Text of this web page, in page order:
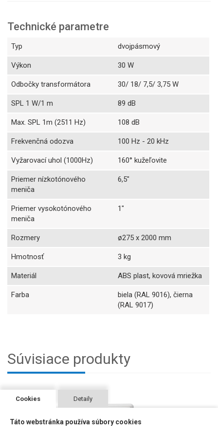
Technické parametre
Typ dvojpásmový
Výkon 30 W
Odbočky transformátora 30/ 18/ 7,5/ 3,75 W
SPL 1 W/1 m 89 dB
Max. SPL 1m (2511 Hz) 108 dB
Frekvenčná odozva 100 Hz - 20 kHz
Vyžarovací uhol (1000Hz) 160° kužeľovite
Priemer nízkotónového
meniča
6,5"
Priemer vysokotónového
meniča
1"
Rozmery ø275 x 2000 mm
Hmotnosť 3 kg
Materiál ABS plast, kovová mriežka
Farba
biela (RAL 9016), čierna
(RAL 9017)
Súvisiace produkty
Cookies Detaily
Táto webstránka používa súbory cookies